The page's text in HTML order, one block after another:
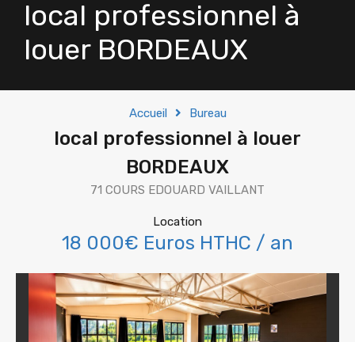
local professionnel à
louer BORDEAUX
Accueil Bureau
local professionnel à louer
BORDEAUX
71 COURS EDOUARD VAILLANT
Location
18 000€ Euros HTHC / an